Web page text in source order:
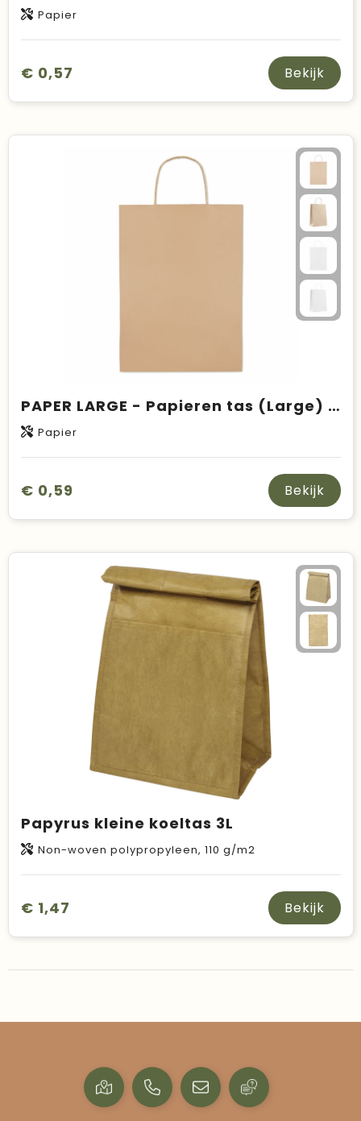
Papier
€ 0,57 Bekijk
PAPER LARGE - Papieren tas (Large) 150 gr/m²
Papier
€ 0,59 Bekijk
Papyrus kleine koeltas 3L
Non-woven polypropyleen, 110 g/m2
€ 1,47 Bekijk